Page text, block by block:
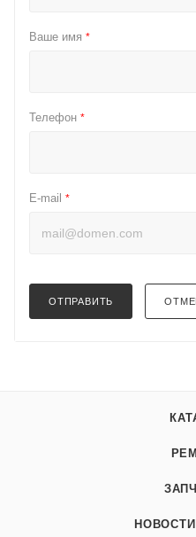
Ваше имя *
Телефон *
E-mail *
ОТПРАВИТЬ